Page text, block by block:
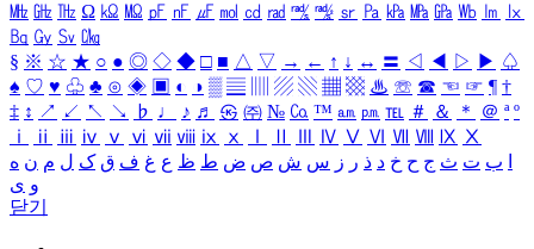
㎒ ㎓ ㎔ Ω ㏀ ㏁ ㎊ ㎋ ㎌ ㏖ ㏅ ㎭ ㎮ ㎯ ㏛ ㎩ ㎪ ㎫ ㎬ ㏝ ㏐
㏓
㏃ ㏉ ㏜ ㏆
§ ※ ☆ ★ ○ ● ◎ ◇ ◆ □ ■ △ ▽ → ← ↑ ↓ ↔ 〓 ◁ ◀ ▷ ▶ ♤
♠ ♡ ♥ ♧ ♣ ⊙ ◈ ▣ ◐ ◑ ▒ ▤ ▨ ▧ ▦ ▩ ♨ ☏ ☎ ☜ ☞ ¶ †
‡ ↕ ↗ ↙ ↖ ↘ ♭ ♩ ♪ ♬ ㉿ ㈜ № ㏇ ™ ㏂ ㏘ ℡ ＃ ＆ ＊ ＠ ª º
ⅰ
ⅱ ⅲ ⅳ ⅴ ⅵ ⅶ ⅷ ⅸ ⅹ Ⅳ Ⅴ Ⅵ Ⅶ Ⅷ Ⅸ Ⅹ
ب ت ث ج ح خ د ذ ر ز س ش ص ض ط ظ ع غ ف ق ک ل م ن ه
و ی
닫기